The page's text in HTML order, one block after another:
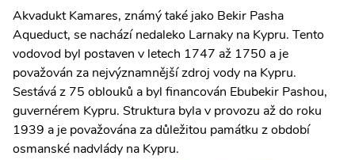
Akvadukt Kamares, známý také jako Bekir Pasha
Aqueduct, se nachází nedaleko Larnaky na Kypru. Tento
vodovod byl postaven v letech 1747 až 1750 a je
považován za nejvýznamnější zdroj vody na Kypru.
Sestává z 75 oblouků a byl financován Ebubekir Pashou,
guvernérem Kypru. Struktura byla v provozu až do roku
1939 a je považována za důležitou památku z období
osmanské nadvlády na Kypru.